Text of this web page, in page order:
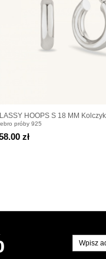
HOOPS S 18 MM
próby 925
zł